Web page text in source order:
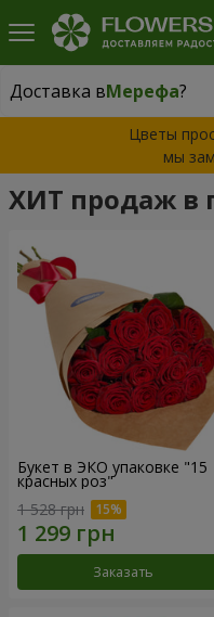
Доставка вМерефа?
Доставка вМерефа|
Цветы
мы
ХИТ продаж в
Букет в ЭКО упаковке "15
красных роз"
1 528 грн
Заказать